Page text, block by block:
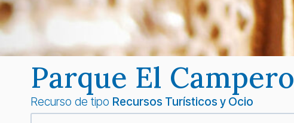
Parque El Campero
Recurso de tipo Recursos Turísticos y Ocio